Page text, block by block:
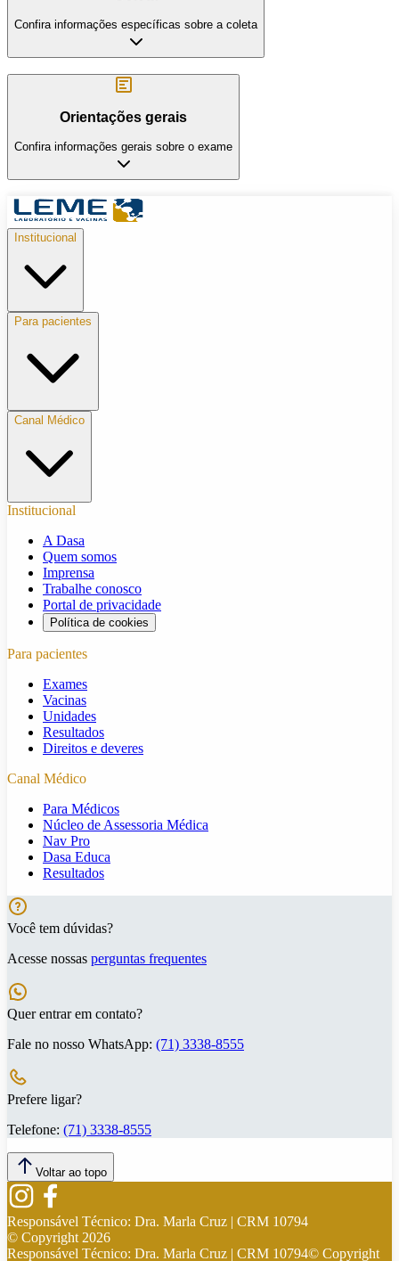
Confira informações específicas sobre a coleta
Orientações gerais
Confira informações gerais sobre o exame
Institucional
Para pacientes
Canal Médico
Institucional
A Dasa
Quem somos
Imprensa
Trabalhe conosco
Portal de privacidade
Política de cookies
Para pacientes
Exames
Vacinas
Unidades
Resultados
Direitos e deveres
Canal Médico
Para Médicos
Núcleo de Assessoria Médica
Nav Pro
Dasa Educa
Resultados
Você tem dúvidas?
Acesse nossas perguntas frequentes
Quer entrar em contato?
Fale no nosso WhatsApp: (71) 3338-8555
Prefere ligar?
Telefone: (71) 3338-8555
Voltar ao topo
Responsável Técnico: Dra. Marla Cruz | CRM 10794
© Copyright 2026
Responsável Técnico: Dra. Marla Cruz | CRM 10794© Copyright